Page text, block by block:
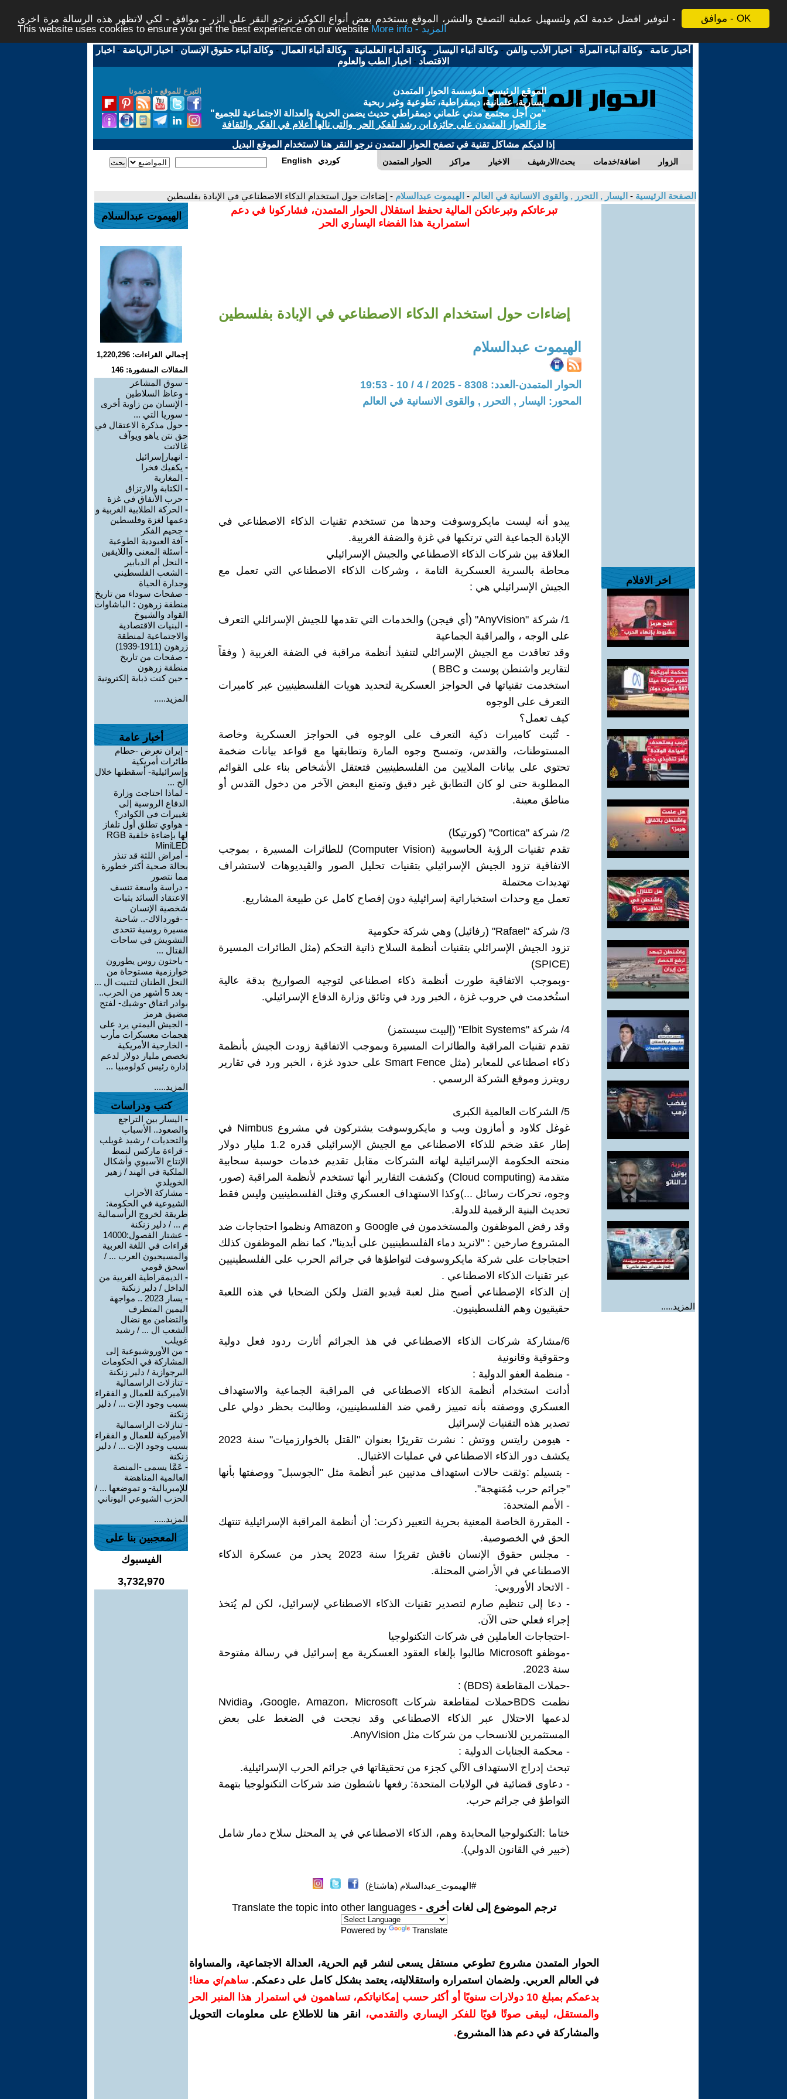
موافق - OK
لتوفير افضل خدمة لكم ولتسهيل عملية التصفح والنشر، الموقع يستخدم بعض أنواع الكوكيز نرجو النقر على الزر - موافق - لكي لاتظهر هذه الرسالة مرة اخرى -
This website uses cookies to ensure you get the best experience on our website
More info - المزيد
أخبار عامة -وكالة أنباء المرأة - اخبار الأدب والفن -وكالة أنباء اليسار -وكالة أنباء العلمانية -وكالة أنباء العمال -وكالة أنباء حقوق الإنسان - اخبار الرياضة - اخبار
الاقتصاد - اخبار الطب والعلوم
التبرع للموقع - ادعمونا
الموقع الرئيسي لمؤسسة الحوار المتمدن
يسارية، علمانية، ديمقراطية، تطوعية وغير ربحية
"من أجل مجتمع مدني علماني ديمقراطي حديث يضمن الحرية والعدالة الاجتماعية للجميع"
حاز الحوار المتمدن على جائزة ابن رشد للفكر الحر والتى نالها أعلام في الفكر والثقافة
إذا لديكم مشاكل تقنية في تصفح الحوار المتمدن نرجو النقر هنا لاستخدام الموقع البديل
الحوار المتمدن مراكز الاخبار بحث/الارشيف اضافة/خدمات الزوار English كوردي
الصفحة الرئيسية - اليسار , التحرر , والقوى الانسانية في العالم - الهيموت عبدالسلام - إضاءات حول استخدام الدكاء الاصطناعي في الإبادة بفلسطين
اخر الافلام
المزيد.....
تبرعاتكم وتبرعاتكن المالية تحفظ استقلال الحوار المتمدن، فشاركونا في دعم
استمرارية هذا الفضاء اليساري الحر
إضاءات حول استخدام الدكاء الاصطناعي في الإبادة بفلسطين
الهيموت عبدالسلام
الحوار المتمدن-العدد: 8308 - 2025 / 4 / 10 - 19:53
المحور: اليسار , التحرر , والقوى الانسانية في العالم
يبدو أنه ليست مايكروسوفت وحدها من تستخدم تقنيات الذكاء الاصطناعي في
الإبادة الجماعية التي ترتكبها في غزة والضفة الغربية.
العلاقة بين شركات الذكاء الاصطناعي والجيش الإسرائيلي
محاطة بالسرية العسكرية التامة ، وشركات الذكاء الاصطناعي التي تعمل مع
الجيش الإسرائيلي هي :
1/ شركة "AnyVision" (أي فيجن) والخدمات التي تقدمها للجيش الإسرائلي التعرف
على الوجه ، والمراقبة الجماعية
وقد تعاقدت مع الجيش الإسرائلي لتنفيذ أنظمة مراقبة في الضفة الغربية ( وفقاً
لتقارير واشنطن پوست و BBC )
استخدمت تقنياتها في الحواجز العسكرية لتحديد هويات الفلسطينيين عبر كاميرات
التعرف على الوجوه
كيف تعمل؟
- تُثبت كاميرات ذكية التعرف على الوجوه في الحواجز العسكرية وخاصة
المستوطنات، والقدس، وتمسح وجوه المارة وتطابقها مع قواعد بيانات ضخمة
تحتوي على بيانات الملايين من الفلسطينيين فتعتقل الأشخاص بناء على القوائم
المطلوبة حتى لو كان التطابق غير دقيق وتمنع البعض الآخر من دخول القدس أو
مناطق معينة.
2/ شركة "Cortica" (كورتيكا)
تقدم تقنيات الرؤية الحاسوبية (Computer Vision) للطائرات المسيرة ، بموجب
الاتفاقية تزود الجيش الإسرائيلي بتقنيات تحليل الصور والڤيديوهات لاستشراف
تهديدات محتملة
تعمل مع وحدات استخباراتية إسرائيلية دون إفصاح كامل عن طبيعة المشاريع.
3/ شركة "Rafael" (رفائيل) وهي شركة حكومية
تزود الجيش الإسرائلي بتقنيات أنظمة السلاح ذاتية التحكم (مثل الطائرات المسيرة
(SPICE)
-وبموجب الاتفاقية طورت أنظمة ذكاء اصطناعي لتوجيه الصواريخ بدقة عالية
استُخدمت في حروب غزة ، الخبر ورد في وثائق وزارة الدفاع الإسرائيلي.
4/ شركة "Elbit Systems" (إلبيت سيستمز)
تقدم تقنيات المراقبة والطائرات المسيرة وبموجب الاتفاقية زودت الجيش بأنظمة
ذكاء اصطناعي للمعابر (مثل Smart Fence على حدود غزة ، الخبر ورد في تقارير
رويترز وموقع الشركة الرسمي .
5/ الشركات العالمية الكبرى
غوغل كلاود و أمازون ويب و مايكروسوفت يشتركون في مشروع Nimbus في
إطار عقد ضخم للذكاء الاصطناعي مع الجيش الإسرائيلي قدره 1.2 مليار دولار
منحته الحكومة الإسرائيلية لهاته الشركات مقابل تقديم خدمات حوسبة سحابية
متقدمة (Cloud computing) وكشفت التقارير أنها تستخدم لأنظمة المراقبة (صور،
وجوه، تحركات رسائل ...)وكذا الاستهداف العسكري وقتل الفلسطينيين وليس فقط
تحديث البنية الرقمية للدولة.
وقد رفض الموظفون والمستخدمون في Google و Amazon ونظموا احتجاجات ضد
المشروع صارخين : "لانريد دماء الفلسطينيين على أيدينا"، كما نظم الموظفون كذلك
احتجاجات على شركة مايكروسوفت لتواطؤها في جرائم الحرب على الفلسطينيين
عبر تقنيات الذكاء الاصطناعي .
إن الذكاء الإصطناعي أصبح مثل لعبة ڤيديو القتل ولكن الضحايا في هذه اللعبة
حقيقيون وهم الفلسطينيون.
6/مشاركة شركات الذكاء الاصطناعي في هذ الجرائم أثارت ردود فعل دولية
وحقوقية وقانونية
- منظمة العفو الدولية :
أدانت استخدام أنظمة الذكاء الاصطناعي في المراقبة الجماعية والاستهداف
العسكري ووصفته بأنه تمييز رقمي ضد الفلسطينيين، وطالبت بحظر دولي على
تصدير هذه التقنيات لإسرائيل
- هيومن رايتس ووتش : نشرت تقريرًا بعنوان "القتل بالخوارزميات" سنة 2023
يكشف دور الذكاء الاصطناعي في عمليات الاغتيال.
- بتسيلم :وثقت حالات استهداف مدنيين عبر أنظمة مثل "الجوسبل" ووصفتها بأنها
"جرائم حرب مُمَنهجة".
- الأمم المتحدة:
- المقررة الخاصة المعنية بحرية التعبير ذكرت: أن أنظمة المراقبة الإسرائيلية تنتهك
الحق في الخصوصية.
- مجلس حقوق الإنسان ناقش تقريرًا سنة 2023 يحذر من عسكرة الذكاء
الاصطناعي في الأراضي المحتلة.
- الاتحاد الأوروبي:
- دعا إلى تنظيم صارم لتصدير تقنيات الذكاء الاصطناعي لإسرائيل، لكن لم يُتخذ
إجراء فعلي حتى الآن.
-احتجاجات العاملين في شركات التكنولوجيا
-موظفو Microsoft طالبوا بإلغاء العقود العسكرية مع إسرائيل في رسالة مفتوحة
سنة 2023.
-حملات المقاطعة (BDS) :
نظمت BDSحملات لمقاطعة شركات Google، Amazon، Microsoft، وNvidia
لدعمها الاحتلال عبر الذكاء الاصطناعي وقد نجحت في الضغط على بعض
المستثمرين للانسحاب من شركات مثل AnyVision.
- محكمة الجنايات الدولية :
تبحث إدراج الاستهداف الآلي كجزء من تحقيقاتها في جرائم الحرب الإسرائيلية.
- دعاوى قضائية في الولايات المتحدة: رفعها ناشطون ضد شركات التكنولوجيا بتهمة
التواطؤ في جرائم حرب.
ختاما :التكنولوجيا المحايدة وهم، الذكاء الاصطناعي في يد المحتل سلاح دمار شامل
(خبير في القانون الدولي).
#الهيموت_عبدالسلام (هاشتاغ)
ترجم الموضوع إلى لغات أخرى - Translate the topic into other languages
Powered by Translate
الحوار المتمدن مشروع تطوعي مستقل يسعى لنشر قيم الحرية، العدالة الاجتماعية، والمساواة
في العالم العربي. ولضمان استمراره واستقلاليته، يعتمد بشكل كامل على دعمكم. ساهم/ي معنا!
بدعمكم بمبلغ 10 دولارات سنويًا أو أكثر حسب إمكانياتكم، تساهمون في استمرار هذا المنبر الحر
والمستقل، ليبقى صوتًا قويًا للفكر اليساري والتقدمي،
انقر هنا للاطلاع على معلومات التحويل
والمشاركة في دعم هذا المشروع.
الهيموت عبدالسلام
إجمالي القراءات: 1,220,296
المقالات المنشورة: 146
- سوق المشاعر
- وعاظ السلاطين
- الإنسان من زاوية أخرى
- سوريا التي ...
- حول مذكرة الاعتقال في
حق نتن ياهو ويوآف
غالانت
- انهيارإسرائيل
- يكفيك فخرا
- المغاربة
- الكتابة والارتزاق
- حرب الأنفاق في غزة
- الحركة الطلابية الغربية و
دعمها لغزة وفلسطين
- جحيم الفكر
- آفة العبودية الطوعية
- أسئلة المعنى واللايقين
- النحل أم الدبابير
- الشعب الفلسطيني
وجدارة الحياة
- صفحات سوداء من تاريخ
منطقة زرهون : الباشاوات
القواد والشيوخ
- البنيات الاقتصادية
والاجتماعية لمنطقة
زرهون (1911-1939)
- صفحات من تاريخ
منطقة زرهون
- حين كنت ذبابة إلكترونية
المزيد.....
أخبار عامة
- إيران تعرض -حطام
طائرات أمريكية
وإسرائيلية- أسقطتها خلال
الح ...
- لماذا احتاجت وزارة
الدفاع الروسية إلى
تغييرات في الكوادر؟
- هواوي تطلق أول تلفاز
لها بإضاءة خلفية RGB
MiniLED
- أمراض اللثة قد تنذر
بحالة صحية أكثر خطورة
مما نتصور
- دراسة واسعة تنسف
الاعتقاد السائد بثبات
شخصية الإنسان
- -فوردالاك-.. شاحنة
مسيرة روسية تتحدى
التشويش في ساحات
القتال ...
- باحثون روس يطورون
خوارزمية مستوحاة من
النحل الطنان لتثبيت ال ...
-
بعد 5 أشهر من الحرب..
بوادر اتفاق -وشيك- لفتح
مضيق هرمز
- الجيش اليمني يرد على
هجمات معسكرات مأرب
- الخارجية الأمريكية
تخصص مليار دولار لدعم
إدارة رئيس كولومبيا ...
المزيد.....
كتب ودراسات
- اليسار بين التراجع
والصعود.. الأسباب
والتحديات / رشيد غويلب
- قراءة ماركس لنمط
الإنتاج الآسيوي وأشكال
الملكية في الهند / زهير
الخويلدي
- مشاركة الأحزاب
الشيوعية في الحكومة:
طريقة لخروج الرأسمالية
م ... / دلير زنكنة
-
عشتار الفصول:14000
قراءات في اللغة العربية
والمسيحيون العرب ... /
اسحق قومي
- الديمقراطية الغربية من
الداخل / دلير زنكنة
-
يسار 2023 .. مواجهة
اليمين المتطرف
والتضامن مع نضال
الشعب ال ... / رشيد
غويلب
- من الأوروشيوعية إلى
المشاركة في الحكومات
البرجوازية / دلير زنكنة
- تنازلات الراسمالية
الأميركية للعمال و الفقراء
بسبب وجود الإت ... / دلير
زنكنة
- تنازلات الراسمالية
الأميركية للعمال و الفقراء
بسبب وجود الإت ... / دلير
زنكنة
- عَمَّا يسمى -المنصة
العالمية المناهضة
للإمبريالية- و تموضعها ... /
الحزب الشيوعي اليوناني
المزيد.....
المعجبين بنا على
الفيسبوك
3,732,970